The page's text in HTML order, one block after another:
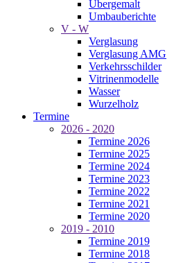
Übergemalt
Umbauberichte
V - W
Verglasung
Verglasung AMG
Verkehrsschilder
Vitrinenmodelle
Wasser
Wurzelholz
Termine
2026 - 2020
Termine 2026
Termine 2025
Termine 2024
Termine 2023
Termine 2022
Termine 2021
Termine 2020
2019 - 2010
Termine 2019
Termine 2018